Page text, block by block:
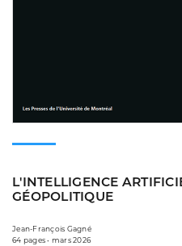
L'INTELLIGENCE
GÉOPOLITIQUE
Jean-François Gagné
64 pages • mars 2026